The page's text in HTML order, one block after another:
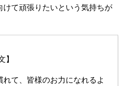
て頑張りたいという気持ちが
】
れて、皆様のお力になれるよ